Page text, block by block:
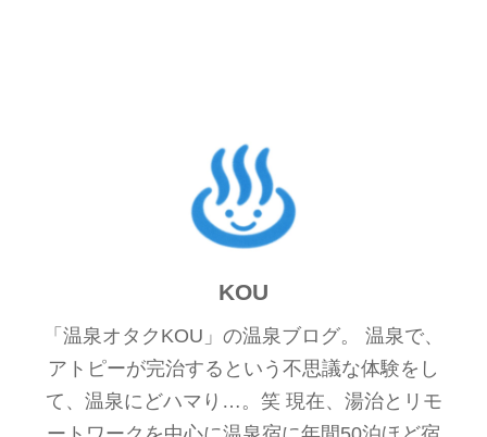
KOU
「温泉オタクKOU」の温泉ブログ。 温泉で、
アトピーが完治するという不思議な体験をし
て、温泉にどハマり…。笑 現在、湯治とリモ